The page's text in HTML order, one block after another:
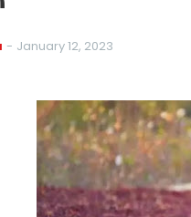
- January 12, 2023